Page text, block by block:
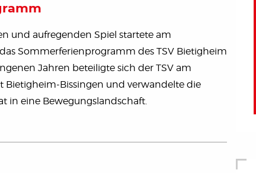
und aufregenden Spiel startete am
Sommerferienprogramm des TSV Bietigheim
Jahren beteiligte sich der TSV am
Bietigheim-Bissingen und verwandelte die
in eine Bewegungslandschaft.